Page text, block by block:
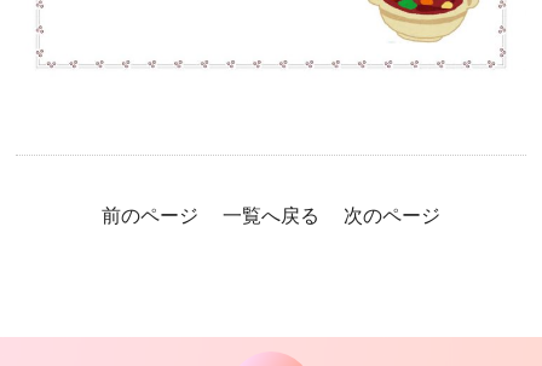
前のページ 次のページ
一覧へ戻る